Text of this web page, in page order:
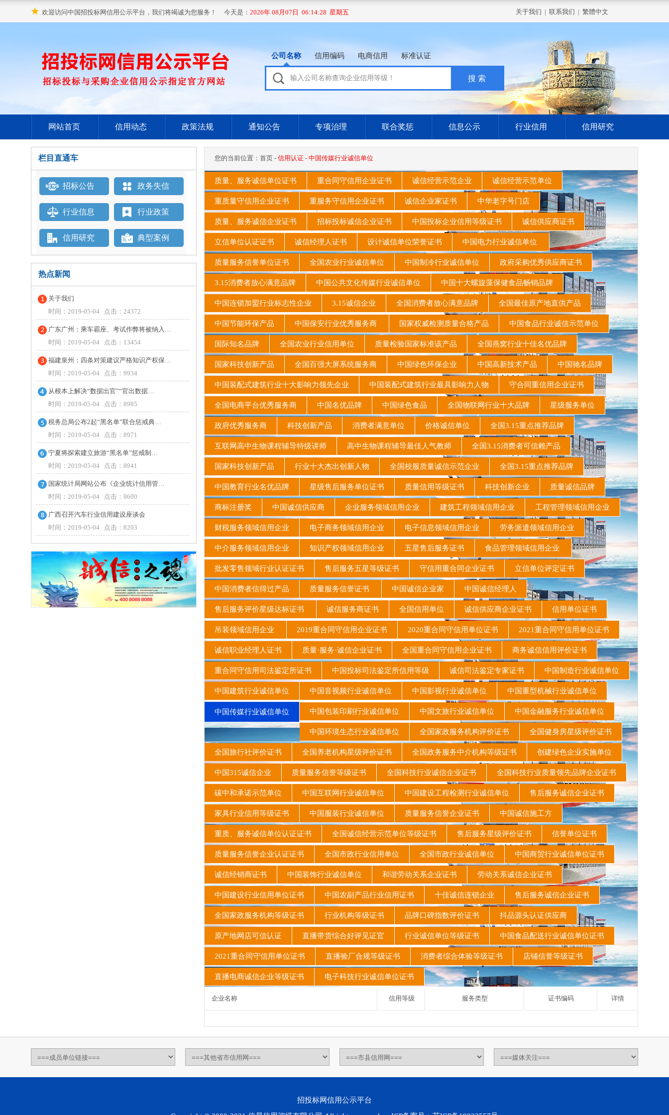
★ 欢迎访问中国招投标网信用公示平台，我们将竭诚为您服务！ 今天是： 2026年 08月07日 06:14:29 星期五 关于我们 | 联系我们 | 繁體中文
公司名称 信用编码 电商信用 标准认证
网站首页 信用动态 政策法规 通知公告 专项治理 联合奖惩 信息公示 行业信用 信用研究
栏目直通车
招标公告 政务失信
行业信息 行业政策
信用研究 典型案例
热点新闻
关于我们
时间：2019-05-04 点击：24372
广东广州：乘车霸座、考试作弊将被纳入…
时间：2019-05-04 点击：13454
福建泉州：四条对策建议严格知识产权保…
时间：2019-05-04 点击：9934
从根本上解决“数据出官”“官出数据…
时间：2019-05-04 点击：8985
税务总局公布2起“黑名单”联合惩戒典…
时间：2019-05-04 点击：8971
宁夏将探索建立旅游“黑名单”惩戒制…
时间：2019-05-04 点击：8941
国家统计局网站公布《企业统计信用管…
时间：2019-05-04 点击：8600
广西召开汽车行业信用建设座谈会
时间：2019-05-04 点击：8203
您的当前位置： 首页 - 信用认证 - 中国传媒行业诚信单位
质量、服务诚信单位证书 重合同守信用企业证书 诚信经营示范企业 诚信经营示范单位
重质量守信用企业证书 重服务守信用企业证书 诚信企业家证书 中华老字号门店
质量、服务诚信企业证书 招标投标诚信企业证书 中国投标企业信用等级证书 诚信供应商证书
立信单位认证证书 诚信经理人证书 设计诚信单位荣誉证书 中国电力行业诚信单位
质量服务信誉单位证书 全国农业行业诚信单位 中国制冷行业诚信单位 政府采购优秀供应商证书
3.15消费者放心满意品牌 中国公共文化传媒行业诚信单位 中国十大螺旋藻保健食品畅销品牌
中国连锁加盟行业标志性企业 3.15诚信企业 全国消费者放心满意品牌 全国最佳原产地直供产品
中国节能环保产品 中国保安行业优秀服务商 国家权威检测质量合格产品 中国食品行业诚信示范单位
国际知名品牌 全国农业行业信用单位 质量检验国家标准该产品 全国燕窝行业十佳名优品牌
国家科技创新产品 全国百强大屏系统服务商 中国绿色环保企业 中国高新技术产品 中国驰名品牌
中国装配式建筑行业十大影响力领先企业 中国装配式建筑行业最具影响力人物 守合同重信用企业证书
全国电商平台优秀服务商 中国名优品牌 中国绿色食品 全国物联网行业十大品牌 星级服务单位
政府优秀服务商 科技创新产品 消费者满意单位 价格诚信单位 全国3.15重点推荐品牌
互联网高中生物课程辅导特级讲师 高中生物课程辅导最佳人气教师 全国3.15消费者可信赖产品
国家科技创新产品 行业十大杰出创新人物 全国校服质量诚信示范企业 全国3.15重点推荐品牌
中国教育行业名优品牌 星级售后服务单位证书 质量信用等级证书 科技创新企业 质量诚信品牌
商标注册奖 中国诚信供应商 企业服务领域信用企业 建筑工程领域信用企业 工程管理领域信用企业
财税服务领域信用企业 电子商务领域信用企业 电子信息领域信用企业 劳务派遣领域信用企业
中介服务领域信用企业 知识产权领域信用企业 五星售后服务证书 食品管理领域信用企业
批发零售领域行业认证证书 售后服务五星等级证书 守信用重合同企业证书 立信单位评定证书
中国消费者信得过产品 质量服务信誉证书 中国诚信企业家 中国诚信经理人
售后服务评价星级达标证书 诚信服务商证书 全国信用单位 诚信供应商企业证书 信用单位证书
吊装领域信用企业 2019重合同守信用企业证书 2020重合同守信用单位证书 2021重合同守信用单位证书
诚信职业经理人证书 质量·服务·诚信企业证书 全国重合同守信用企业证书 商务诚信信用评价证书
重合同守信用司法鉴定所证书 中国投标司法鉴定所信用等级 诚信司法鉴定专家证书 中国制造行业诚信单位
中国建筑行业诚信单位 中国音视频行业诚信单位 中国影视行业诚信单位 中国重型机械行业诚信单位
中国传媒行业诚信单位 中国包装印刷行业诚信单位 中国文旅行业诚信单位 中国金融服务行业诚信单位
中国环境生态行业诚信单位 全国家政服务机构评价证书 全国健身房星级评价证书
全国旅行社评价证书 全国养老机构星级评价证书 全国政务服务中介机构等级证书 创建绿色企业实施单位
中国315诚信企业 质量服务信誉等级证书 全国科技行业诚信企业证书 全国科技行业质量领先品牌企业证书
碳中和承诺示范单位 中国互联网行业诚信单位 中国建设工程检测行业诚信单位 售后服务诚信企业证书
家具行业信用等级证书 中国服装行业诚信单位 质量服务信誉企业证书 中国诚信施工方
重质、服务诚信单位认证证书 全国诚信经营示范单位等级证书 售后服务星级评价证书 信誉单位证书
质量服务信誉企业认证证书 全国市政行业信用单位 全国市政行业诚信单位 中国商贸行业诚信单位证书
诚信经销商证书 中国装饰行业诚信单位 和谐劳动关系企业证书 劳动关系诚信企业证书
中国建设行业信用单位证书 中国农副产品行业信用证书 十佳诚信连锁企业 售后服务诚信企业证书
全国家政服务机构等级证书 行业机构等级证书 品牌口碑指数评价证书 抖品源头认证供应商
原产地网店可信认证 直播带货综合好评见证官 行业诚信单位等级证书 中国食品配送行业诚信单位证书
2021重合同守信用单位证书 直播验厂合规等级证书 消费者综合体验等级证书 店铺信誉等级证书
直播电商诚信企业等级证书 电子科技行业诚信单位证书
企业名称 信用等级 服务类型 证书编码 详情
招投标网信用公示平台